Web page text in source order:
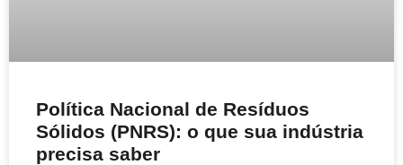
Política Nacional de Resíduos
Sólidos (PNRS): o que sua indústria
precisa saber